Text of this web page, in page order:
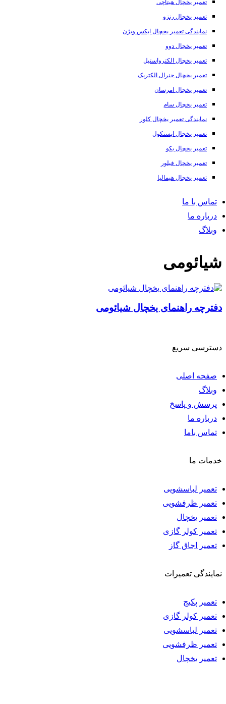
تعمیر یخچال هیتاچی
تعمیر یخچال رنزو
نمایندگی تعمیر یخچال ایکس ویژن
تعمیر یخچال دوو
تعمیر یخچال الکترواستیل
تعمیر یخچال جنرال الکتریک
تعمیر یخچال امرسان
تعمیر یخچال سام
نمایندگی تعمیر یخچال کلور
تعمیر یخچال ایستکول
تعمیر یخچال بکو
تعمیر یخچال فیلور
تعمیر یخچال هیمالیا
تماس با ما
درباره ما
وبلاگ
شیائومی
دفترچه راهنمای یخچال شیائومی
دسترسی سریع
صفحه اصلی
وبلاگ
پرسش و پاسخ
درباره ما
تماس باما
خدمات ما
تعمیر لباسشویی
تعمیر ظرفشویی
تعمیر یخچال
تعمیر کولر گازی
تعمیر اجاق گاز
نمایندگی تعمیرات
تعمیر پکیج
تعمیر کولر گازی
تعمیر لباسشویی
تعمیر ظرفشویی
تعمیر یخچال